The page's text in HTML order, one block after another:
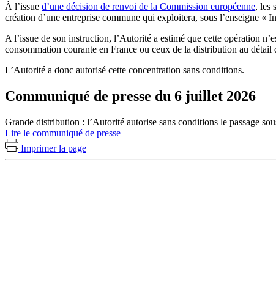
À l’issue d’une décision de renvoi de la Commission européenne, les
création d’une entreprise commune qui exploitera, sous l’enseigne
A l’issue de son instruction, l’Autorité a estimé que cette opération
consommation courante en France ou ceux de la distribution au
L’Autorité a donc autorisé cette concentration sans conditions.
Communiqué de presse du 6 juillet 2026
Grande distribution : l’Autorité autorise sans conditions le passage
Lire le communiqué de presse
Imprimer la page